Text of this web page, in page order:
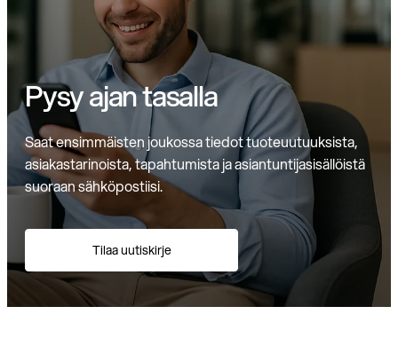
Pysy ajan tasalla
Saat ensimmäisten joukossa tiedot tuoteuutuuksista,
asiakastarinoista, tapahtumista ja asiantuntijasisällöistä
suoraan sähköpostiisi.
Tilaa uutiskirje